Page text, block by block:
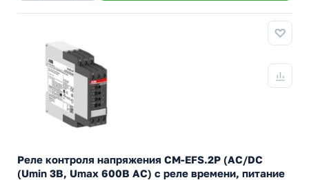
Реле контроля напряжения CM-EFS.2P (AC/DC
(Umin 3В, Umax 600В AC) c реле времени, питание